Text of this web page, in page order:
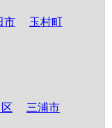
市 玉村町
三浦市